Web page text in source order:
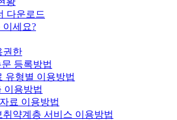
다운로드
이세요?
권한
등록방법
유형별 이용방법
이용방법
료 이용방법
취약계층 서비스 이용방법